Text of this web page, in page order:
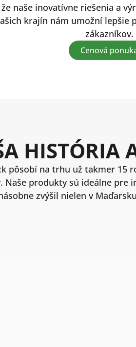
naše inovatívne riešenia a
krajín nám umožní lepšie
zákazníkov.
Cenová
HISTÓRIA
pôsobí na trhu už takmer 15
Naše produkty sú ideálne pre
zvýšil nielen v